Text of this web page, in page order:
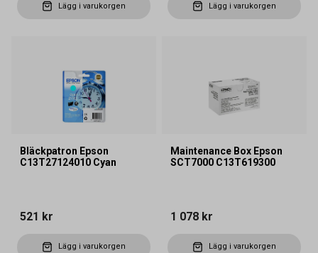
Lägg i varukorgen Lägg i varukorgen
Bläckpatron Epson
C13T27124010 Cyan
521 kr
Lägg i varukorgen
Maintenance Box Epson
SCT7000 C13T619300
1 078 kr
Lägg i varukorgen